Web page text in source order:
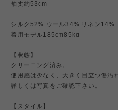
袖丈約53cm
シルク52% ウール34% リネン14%
着用モデル185cm85kg
【状態】
クリーニング済み。
使用感は少なく、大きく目立つ傷汚
詳しくは写真をご確認下さい。
【スタイル】